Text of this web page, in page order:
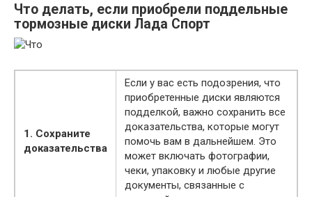
Что делать, если приобрели поддельные
тормозные диски Лада Спорт
1. Сохраните
доказательства
Если у вас есть подозрения, что
приобретенные диски являются
подделкой, важно сохранить все
доказательства, которые могут
помочь вам в дальнейшем. Это
может включать фотографии,
чеки, упаковку и любые другие
документы, связанные с